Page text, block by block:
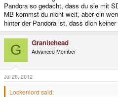
Pandora so gedacht, dass du sie mit
MB kommst du nicht weit, aber ein
hinter der Pandora ist, dass dich
G Granitehead
Advanced Member
Jul 26, 2012
Lockenlord said: